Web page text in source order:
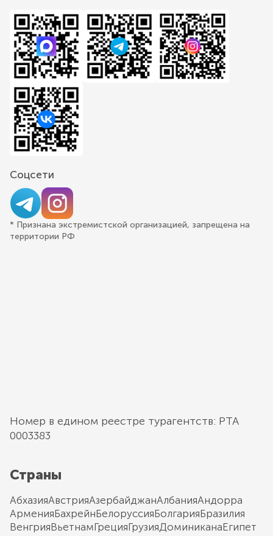
Соцсети
* Признана экстремистской организацией, запрещена на
территории РФ
Номер в едином реестре турагентств: РТА
0003383
Страны
АбхазияАвстрияАзербайджанАлбанияАндорра
АрменияБахрейнБелоруссияБолгарияБразилия
ВенгрияВьетнамГрецияГрузияДоминиканаЕгипет